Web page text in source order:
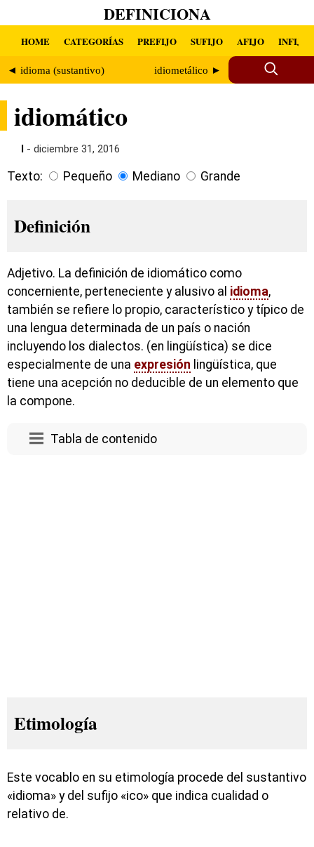
DEFINICIONA
HOME CATEGORÍAS PREFIJO SUFIJO AFIJO INFIJO
◄ idioma (sustantivo) idiometálico ►
idiomático
I - diciembre 31, 2016
Texto: Pequeño Mediano Grande
Definición
Adjetivo. La definición de idiomático como
concerniente, perteneciente y alusivo al idioma,
también se refiere lo propio, característico y típico de
una lengua determinada de un país o nación
incluyendo los dialectos. (en lingüística) se dice
especialmente de una expresión lingüística, que
tiene una acepción no deducible de un elemento que
la compone.
Tabla de contenido
Etimología
Este vocablo en su etimología procede del sustantivo
«idioma» y del sufijo «ico» que indica cualidad o
relativo de.